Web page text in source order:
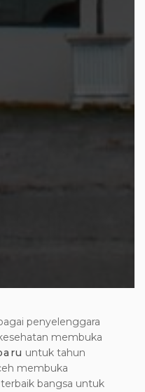
penyelenggara
membuka
untuk tahun
membuka
bangsa untuk